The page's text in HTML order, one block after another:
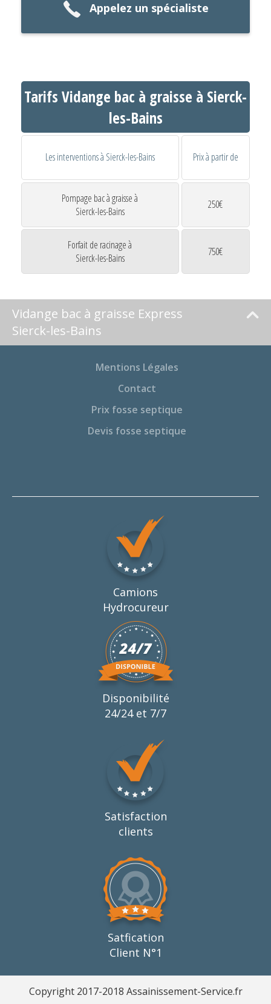
Appelez un spécialiste
Tarifs Vidange bac à graisse à Sierck-
les-Bains
Les interventions à Sierck-les-Bains Prix à partir de
Pompage bac à graisse à
Sierck-les-Bains
250€
Forfait de racinage à
Sierck-les-Bains
750€
Vidange bac à graisse Express
Sierck-les-Bains
Mentions Légales
Contact
Prix fosse septique
Devis fosse septique
Camions
Hydrocureur
Disponibilité
24/24 et 7/7
Satisfaction
clients
Satfication
Client N°1
Copyright 2017-2018 Assainissement-Service.fr